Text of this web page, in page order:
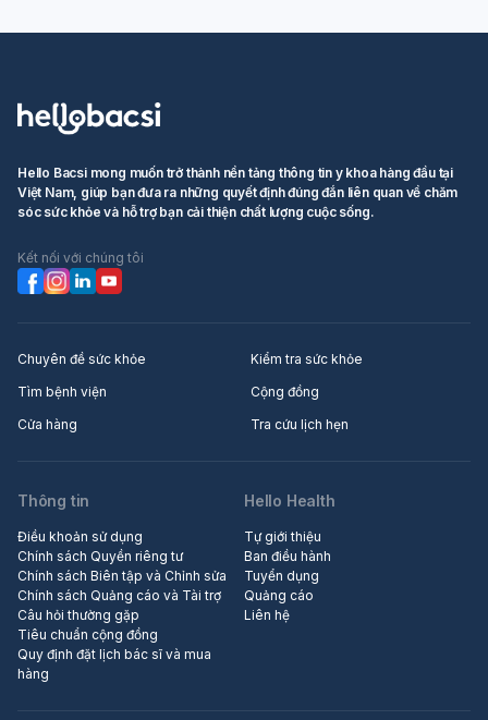
Hello Bacsi mong muốn trở thành nền tảng thông tin y khoa hàng đầu tại
Việt Nam, giúp bạn đưa ra những quyết định đúng đắn liên quan về chăm
sóc sức khỏe và hỗ trợ bạn cải thiện chất lượng cuộc sống.
Kết nối với chúng tôi
Chuyên đề sức khỏe
Kiểm tra sức khỏe
Tìm bệnh viện
Cộng đồng
Cửa hàng
Tra cứu lịch hẹn
Thông tin
Điều khoản sử dụng
Chính sách Quyền riêng tư
Chính sách Biên tập và Chỉnh sửa
Chính sách Quảng cáo và Tài trợ
Câu hỏi thường gặp
Tiêu chuẩn cộng đồng
Quy định đặt lịch bác sĩ và mua
hàng
Hello Health
Tự giới thiệu
Ban điều hành
Tuyển dụng
Quảng cáo
Liên hệ